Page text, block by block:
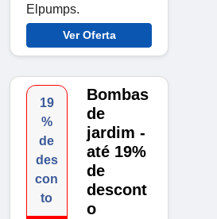
Elpumps.
Ver Oferta
19
%
de
des
con
to
Bombas
de
jardim -
até 19%
de
descont
o